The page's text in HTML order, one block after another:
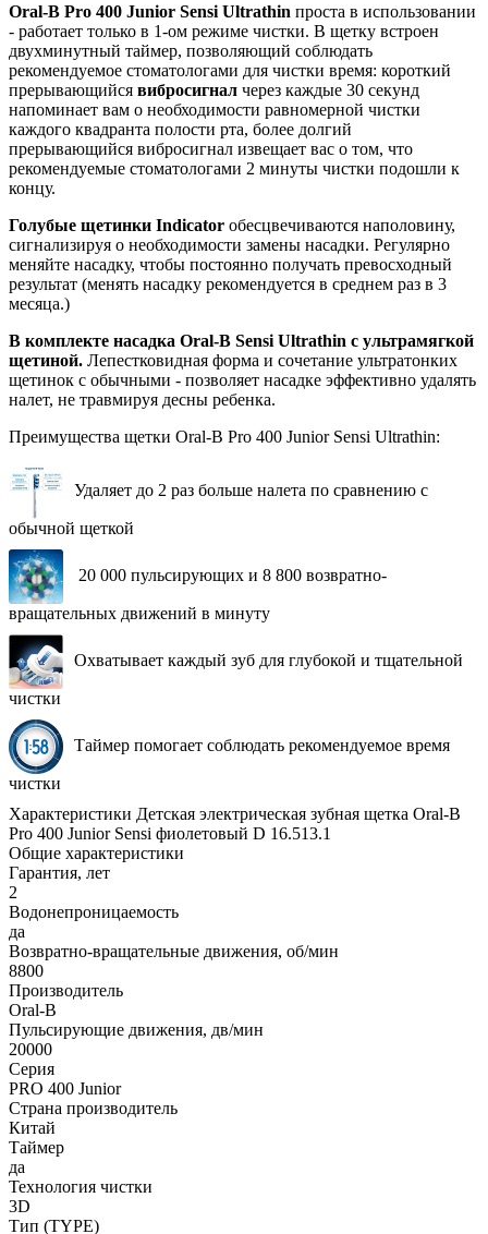
Oral-B Pro 400 Junior Sensi Ultrathin проста в использовании
- работает только в 1-ом режиме чистки. В щетку встроен
двухминутный таймер, позволяющий соблюдать
рекомендуемое стоматологами для чистки время: короткий
прерывающийся вибросигнал через каждые 30 секунд
напоминает вам о необходимости равномерной чистки
каждого квадранта полости рта, более долгий
прерывающийся вибросигнал извещает вас о том, что
рекомендуемые стоматологами 2 минуты чистки подошли к
концу.
Голубые щетинки Indicator обесцвечиваются наполовину,
сигнализируя о необходимости замены насадки. Регулярно
меняйте насадку, чтобы постоянно получать превосходный
результат (менять насадку рекомендуется в среднем раз в 3
месяца.)
В комплекте насадка Oral-B Sensi Ultrathin c ультрамягкой
щетиной. Лепестковидная форма и сочетание ультратонких
щетинок с обычными - позволяет насадке эффективно удалять
налет, не травмируя десны ребенка.
Преимущества щетки Oral-B Pro 400 Junior Sensi Ultrathin:
Удаляет до 2 раз больше налета по сравнению с
обычной щеткой
20 000 пульсирующих и 8 800 возвратно-
вращательных движений в минуту
Охватывает каждый зуб для глубокой и тщательной
чистки
Таймер помогает соблюдать рекомендуемое время
чистки
Характеристики Детская электрическая зубная щетка Oral-B
Pro 400 Junior Sensi фиолетовый D 16.513.1
Общие характеристики
Гарантия, лет
2
Водонепроницаемость
да
Возвратно-вращательные движения, об/мин
8800
Производитель
Oral-B
Пульсирующие движения, дв/мин
20000
Серия
PRO 400 Junior
Страна производитель
Китай
Таймер
да
Технология чистки
3D
Тип (TYPE)